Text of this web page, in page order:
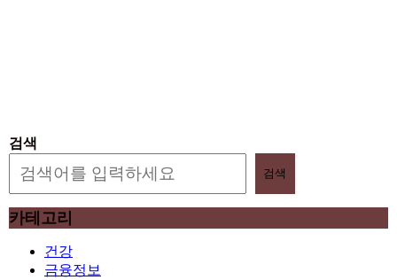
검색
검색
카테고리
건강
금융정보